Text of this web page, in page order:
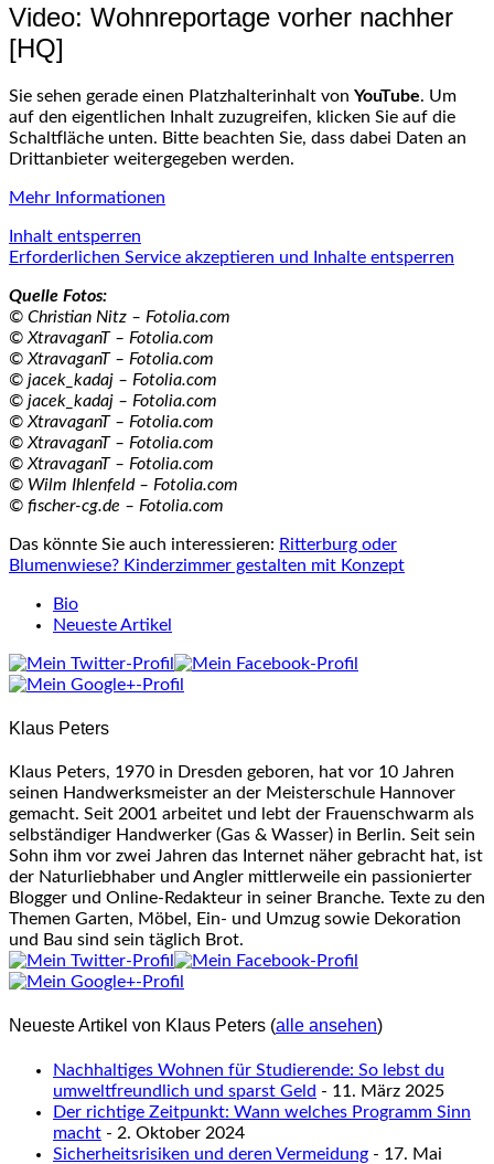
Video: Wohnreportage vorher nachher
[HQ]
Sie sehen gerade einen Platzhalterinhalt von YouTube. Um
auf den eigentlichen Inhalt zuzugreifen, klicken Sie auf die
Schaltfläche unten. Bitte beachten Sie, dass dabei Daten an
Drittanbieter weitergegeben werden.
Mehr Informationen
Inhalt entsperren
Erforderlichen Service akzeptieren und Inhalte entsperren
Quelle Fotos:
© Christian Nitz – Fotolia.com
© XtravaganT – Fotolia.com
© XtravaganT – Fotolia.com
© jacek_kadaj – Fotolia.com
© jacek_kadaj – Fotolia.com
© XtravaganT – Fotolia.com
© XtravaganT – Fotolia.com
© XtravaganT – Fotolia.com
© Wilm Ihlenfeld – Fotolia.com
© fischer-cg.de – Fotolia.com
Das könnte Sie auch interessieren: Ritterburg oder
Blumenwiese? Kinderzimmer gestalten mit Konzept
following
tabs
change
below.
Bio
Neueste Artikel
Klaus Peters
Klaus Peters, 1970 in Dresden geboren, hat vor 10 Jahren
seinen Handwerksmeister an der Meisterschule Hannover
gemacht. Seit 2001 arbeitet und lebt der Frauenschwarm als
selbständiger Handwerker (Gas & Wasser) in Berlin. Seit sein
Sohn ihm vor zwei Jahren das Internet näher gebracht hat, ist
der Naturliebhaber und Angler mittlerweile ein passionierter
Blogger und Online-Redakteur in seiner Branche. Texte zu den
Themen Garten, Möbel, Ein- und Umzug sowie Dekoration
und Bau sind sein täglich Brot.
Neueste Artikel von Klaus Peters (alle ansehen)
Nachhaltiges Wohnen für Studierende: So lebst du
umweltfreundlich und sparst Geld - 11. März 2025
Der richtige Zeitpunkt: Wann welches Programm Sinn
macht - 2. Oktober 2024
Sicherheitsrisiken und deren Vermeidung - 17. Mai